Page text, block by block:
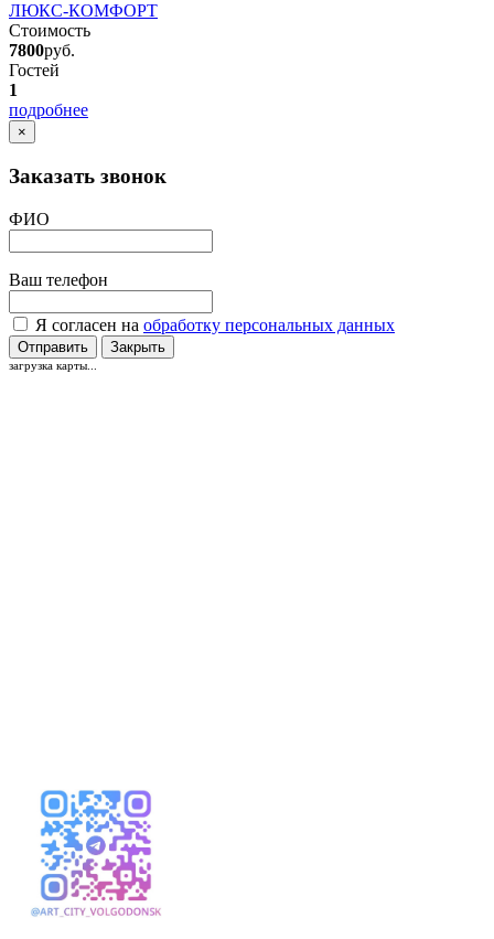
ЛЮКС-КОМФОРТ
Стоимость
7800руб.
Гостей
1
подробнее
×
Заказать звонок
ФИО
Ваш телефон
Я согласен на обработку персональных данных
Отправить Закрыть
загрузка карты...